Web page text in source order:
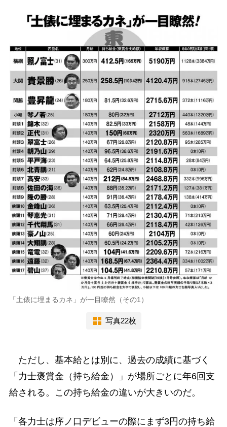
「土俵に埋まるカネ」が一目瞭然（その1）
写真22枚
ただし、基本給とは別に、過去の成績に基づく
「力士褒賞金（持ち給金）」が場所ごとに年6回支
給される。この持ち給金の違いが大きいのだ。
「各力士は序ノ口デビューの際にまず3円の持ち給